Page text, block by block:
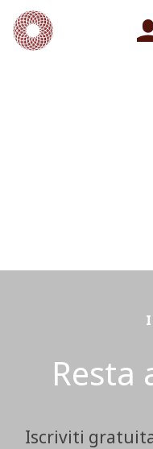
Resta
Iscriviti